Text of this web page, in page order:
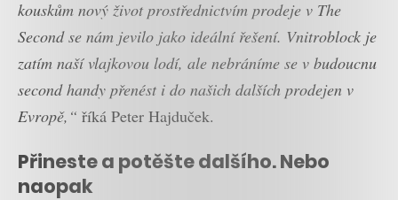
kouskům nový život prostřednictvím prodeje v The
Second se nám jevilo jako ideální řešení. Vnitroblock je
zatím naší vlajkovou lodí, ale nebráníme se v budoucnu
second handy přenést i do našich dalších prodejen v
Evropě,“ říká Peter Hajduček.
Přineste a potěšte dalšího. Nebo
naopak